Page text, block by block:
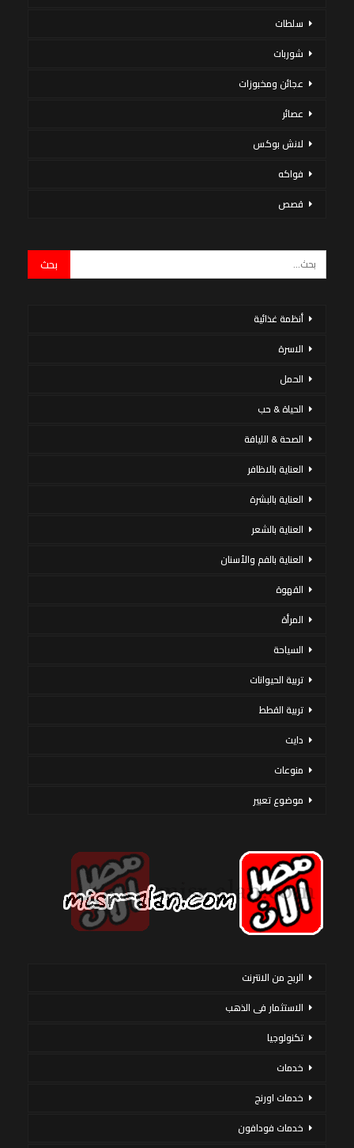
سلطات
شوربات
عجائن ومخبوزات
عصائر
لانش بوكس
فواكه
قصص
أنظمة غذائية
الاسرة
الحمل
الحياة & حب
الصحة & اللياقة
العناية بالاظافر
العناية بالبشرة
العناية بالشعر
العناية بالفم والأسنان
القهوة
المرأة
السياحة
تربية الحيوانات
تربية القطط
دايت
منوعات
موضوع تعبير
الربح من الانترنت
الاستثمار فى الذهب
تكنولوجيا
خدمات
خدمات اورنج
خدمات فودافون